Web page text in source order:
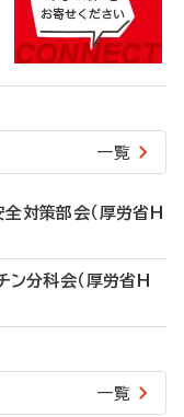
一覧
対策部会（厚労省H
分科会（厚労省H
一覧